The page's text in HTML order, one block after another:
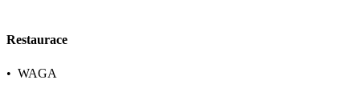
Restaurace
• WAGA